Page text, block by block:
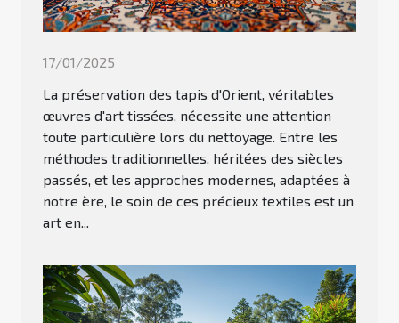
17/01/2025
La préservation des tapis d'Orient, véritables
œuvres d'art tissées, nécessite une attention
toute particulière lors du nettoyage. Entre les
méthodes traditionnelles, héritées des siècles
passés, et les approches modernes, adaptées à
notre ère, le soin de ces précieux textiles est un
art en...